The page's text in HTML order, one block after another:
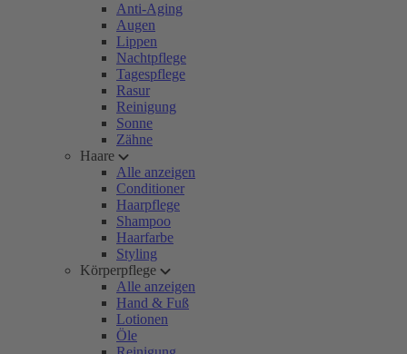
Anti-Aging
Augen
Lippen
Nachtpflege
Tagespflege
Rasur
Reinigung
Sonne
Zähne
Haare
Alle anzeigen
Conditioner
Haarpflege
Shampoo
Haarfarbe
Styling
Körperpflege
Alle anzeigen
Hand & Fuß
Lotionen
Öle